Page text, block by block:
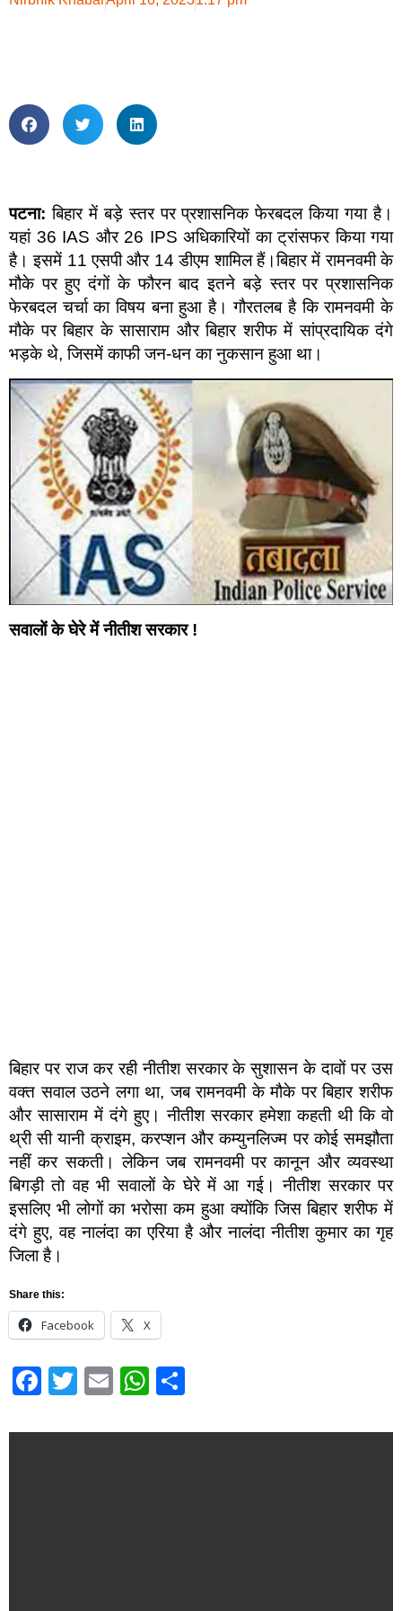
पटना: बिहार में बड़े स्तर पर प्रशासनिक फेरबदल किया गया है।
यहां 36 IAS और 26 IPS अधिकारियों का ट्रांसफर किया गया
है। इसमें 11 एसपी और 14 डीएम शामिल हैं।बिहार में रामनवमी के
मौके पर हुए दंगों के फौरन बाद इतने बड़े स्तर पर प्रशासनिक
फेरबदल चर्चा का विषय बना हुआ है। गौरतलब है कि रामनवमी के
मौके पर बिहार के सासाराम और बिहार शरीफ में सांप्रदायिक दंगे
भड़के थे, जिसमें काफी जन-धन का नुकसान हुआ था।
सवालों के घेरे में नीतीश सरकार !
बिहार पर राज कर रही नीतीश सरकार के सुशासन के दावों पर उस
वक्त सवाल उठने लगा था, जब रामनवमी के मौके पर बिहार शरीफ
और सासाराम में दंगे हुए। नीतीश सरकार हमेशा कहती थी कि वो
थ्री सी यानी क्राइम, करप्शन और कम्युनलिज्म पर कोई समझौता
नहीं कर सकती। लेकिन जब रामनवमी पर कानून और व्यवस्था
बिगड़ी तो वह भी सवालों के घेरे में आ गई। नीतीश सरकार पर
इसलिए भी लोगों का भरोसा कम हुआ क्योंकि जिस बिहार शरीफ में
दंगे हुए, वह नालंदा का एरिया है और नालंदा नीतीश कुमार का गृह
जिला है।
Share this:
Facebook X
Facebook
Twitter
EmailWhatsApp